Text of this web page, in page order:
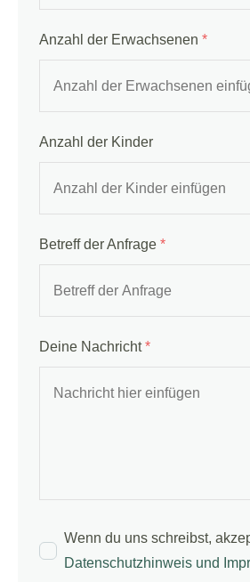
Anzahl der Erwachsenen *
Anzahl der Kinder
Betreff der Anfrage *
Deine Nachricht*
Wenn du uns schreibst,
Datenschutzhinweis und